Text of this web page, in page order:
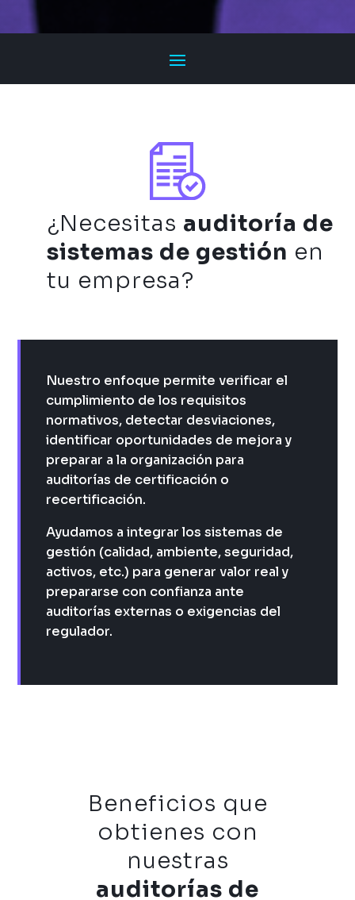
¿Necesitas auditoría de
sistemas de gestión en
tu empresa?
Nuestro enfoque permite verificar el
cumplimiento delos requisitos
normativos, detectar desviaciones,
identificar oportunidades de mejora y
preparar a la organización para
auditorías de certificación o
recertificación.
Ayudamos a integrar los sistemas de
gestión (calidad, ambiente, seguridad,
activos, etc.) para generar valor real y
prepararse con confianza ante
auditorías externas o exigencias del
regulador.
Beneficios que
obtienes con
nuestras
auditorías de